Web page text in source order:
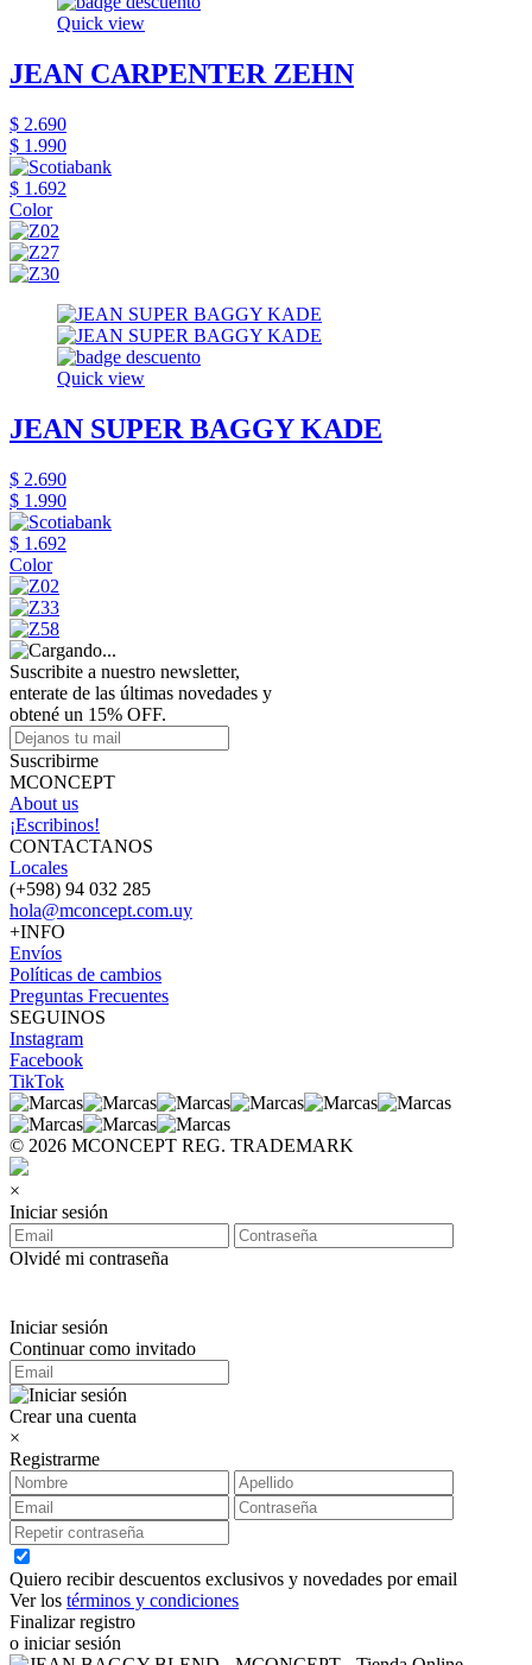
Quick view
JEAN CARPENTER ZEHN
$ 2.690
$ 1.990
$ 1.692
Color
Quick view
JEAN SUPER BAGGY KADE
$ 2.690
$ 1.990
$ 1.692
Color
Suscribite a nuestro newsletter,
enterate de las últimas novedades y
obtené un 15% OFF.
Suscribirme
MCONCEPT
About us
¡Escribinos!
CONTACTANOS
Locales
(+598) 94 032 285
hola@mconcept.com.uy
+INFO
Envíos
Políticas de cambios
Preguntas Frecuentes
SEGUINOS
Instagram
Facebook
TikTok
© 2026 MCONCEPT REG. TRADEMARK
×
Iniciar sesión
Olvidé mi contraseña
Iniciar sesión
Continuar como invitado
Crear una cuenta
×
Registrarme
Quiero recibir descuentos exclusivos y novedades por email
Ver los términos y condiciones
Finalizar registro
o iniciar sesión